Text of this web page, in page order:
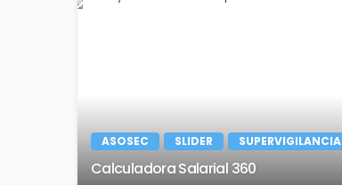
ASOSEC SLIDER SUPERVIGILANCIA
Calculadora Salarial 360